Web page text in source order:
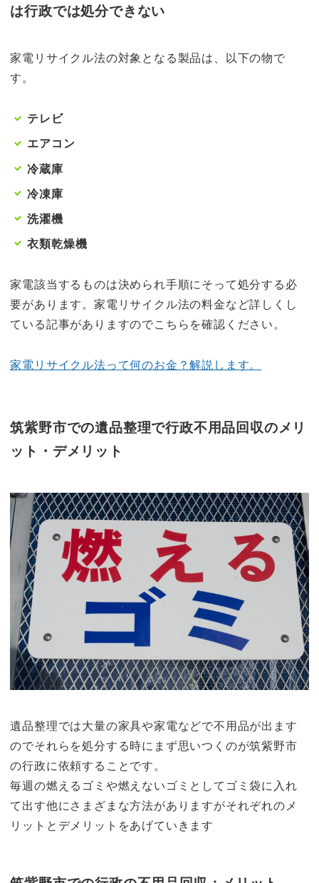
は行政では処分できない
家電リサイクル法の対象となる製品は、以下の物で
す。
テレビ
エアコン
冷蔵庫
冷凍庫
洗濯機
衣類乾燥機
家電該当するものは決められ手順にそって処分する必
要があります。家電リサイクル法の料金など詳しくし
ている記事がありますのでこちらを確認ください。
家電リサイクル法って何のお金？解説します。
筑紫野市での遺品整理で行政不用品回収のメリ
ット・デメリット
遺品整理では大量の家具や家電などで不用品が出ます
のでそれらを処分する時にまず思いつくのが筑紫野市
の行政に依頼することです。
毎週の燃えるゴミや燃えないゴミとしてゴミ袋に入れ
て出す他にさまざまな方法がありますがそれぞれのメ
リットとデメリットをあげていきます